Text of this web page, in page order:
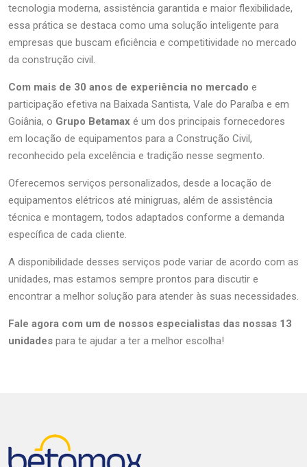
tecnologia moderna, assistência garantida e maior flexibilidade,
essa prática se destaca como uma solução inteligente para
empresas que buscam eficiência e competitividade no mercado
da construção civil.
Com mais de 30 anos de experiência no mercado e
participação efetiva na Baixada Santista, Vale do Paraíba e em
Goiânia, o Grupo Betamax é um dos principais fornecedores
em locação de equipamentos para a Construção Civil,
reconhecido pela excelência e tradição nesse segmento.
Oferecemos serviços personalizados, desde a locação de
equipamentos elétricos até minigruas, além de assistência
técnica e montagem, todos adaptados conforme a demanda
específica de cada cliente.
A disponibilidade desses serviços pode variar de acordo com as
unidades, mas estamos sempre prontos para discutir e
encontrar a melhor solução para atender às suas necessidades.
Fale agora com um de nossos especialistas das nossas 13
unidades para te ajudar a ter a melhor escolha!